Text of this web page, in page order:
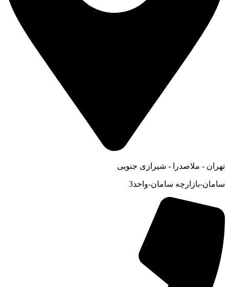
تهران - ملاصدرا - شیرازی جنوبی
سامان-بازارچه سامان-واحد3